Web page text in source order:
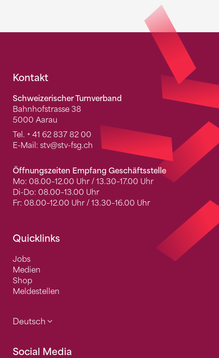
Fusszeile
Kontakt
Schweizerischer Turnverband
Bahnhofstrasse 38
5000 Aarau
Tel. + 41 62 837 82 00
E-Mail: stv@stv-fsg.ch
Öffnungszeiten Empfang Geschäftsstelle
Mo: 08.00–12.00 Uhr / 13.30–17.00 Uhr
Di-Do: 08.00–13.00 Uhr
Fr: 08.00–12.00 Uhr / 13.30–16.00 Uhr
Quicklinks
Jobs
Medien
Shop
Meldestellen
Deutsch
Social Media